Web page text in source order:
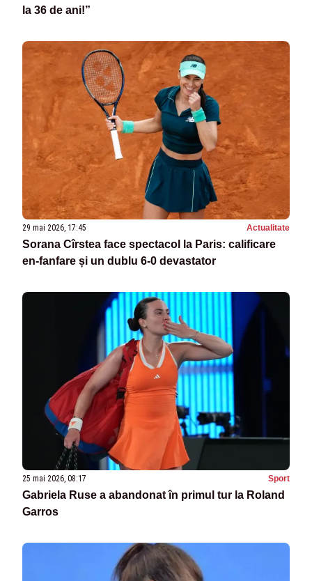
la 36 de ani!”
29 mai 2026, 17:45 Actualitate
Sorana Cîrstea face spectacol la Paris: calificare
en-fanfare și un dublu 6-0 devastator
25 mai 2026, 08:17 Sport
Gabriela Ruse a abandonat în primul tur la Roland
Garros